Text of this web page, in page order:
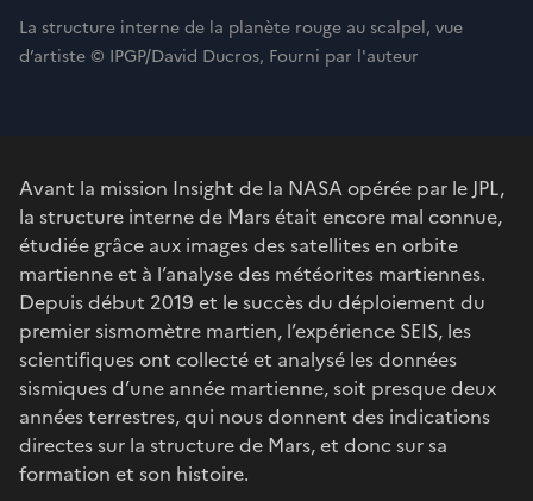
La structure interne de la planète rouge au scalpel, vue
d’artiste © IPGP/David Ducros, Fourni par l'auteur
Avant la mission Insight de la NASA opérée par le JPL,
la structure interne de Mars était encore mal connue,
étudiée grâce aux images des satellites en orbite
martienne et à l’analyse des météorites martiennes.
Depuis début 2019 et le succès du déploiement du
premier sismomètre martien, l’expérience SEIS, les
scientifiques ont collecté et analysé les données
sismiques d’une année martienne, soit presque deux
années terrestres, qui nous donnent des indications
directes sur la structure de Mars, et donc sur sa
formation et son histoire.